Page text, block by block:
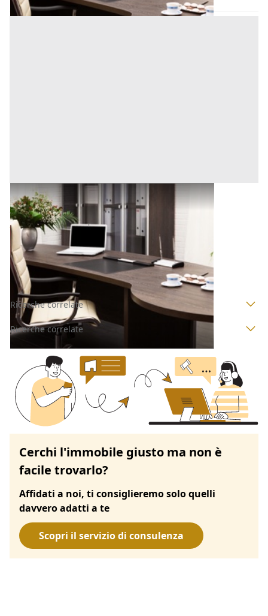
Uffici e Studi Privati all'asta a Padova
Conselve (Padova)
Offerta minima
24.750 € 33.000 €
Codice asta:AI3994636
Asta chiusa
Ricerche correlate
Ricerche correlate
Cerchi l'immobile giusto ma non è
facile trovarlo?
Affidati a noi, ti consiglieremo solo quelli
davvero adatti a te
Scopri il servizio di consulenza